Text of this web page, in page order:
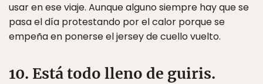
usar en ese viaje. Aunque alguno siempre hay que se
pasa el día protestando por el calor porque se
empeña en ponerse el jersey de cuello vuelto.
10. Está todo lleno de guiris.